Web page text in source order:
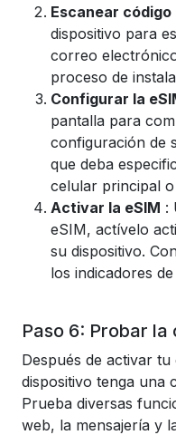
Escanear código
dispositivo para
correo
proceso de
Configurar la
pantalla para
configuración de
que deba
celular principal
Activar la eSIM :
eSIM, actívelo
su dispositivo.
los indicadores
Paso 6: Probar
Después de activar
dispositivo tenga una
Prueba diversas
web, la mensajería y